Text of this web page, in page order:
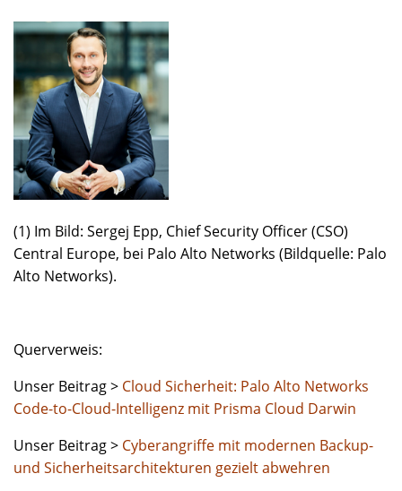
(1) Im Bild: Sergej Epp, Chief Security Officer (CSO)
Central Europe, bei Palo Alto Networks (Bildquelle: Palo
Alto Networks).
Querverweis:
Unser Beitrag > Cloud Sicherheit: Palo Alto Networks
Code-to-Cloud-Intelligenz mit Prisma Cloud Darwin
Unser Beitrag > Cyberangriffe mit modernen Backup-
und Sicherheitsarchitekturen gezielt abwehren